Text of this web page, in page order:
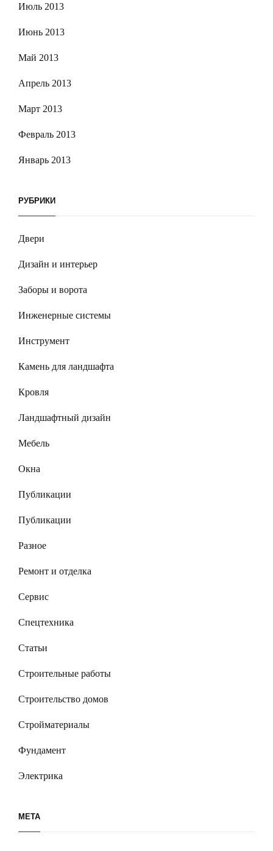
Июль 2013
Июнь 2013
Май 2013
Апрель 2013
Март 2013
Февраль 2013
Январь 2013
РУБРИКИ
Двери
Дизайн и интерьер
Заборы и ворота
Инженерные системы
Инструмент
Камень для ландшафта
Кровля
Ландшафтный дизайн
Мебель
Окна
Публикации
Публикации
Разное
Ремонт и отделка
Сервис
Спецтехника
Статьи
Строительные работы
Строительство домов
Стройматериалы
Фундамент
Электрика
МЕТА